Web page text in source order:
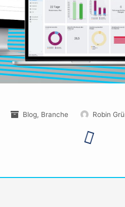
Blog, Branche Robin